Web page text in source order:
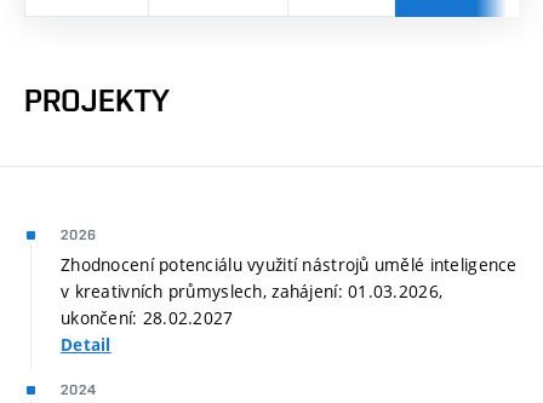
PROJEKTY
2026
Zhodnocení potenciálu využití nástrojů umělé inteligence
v kreativních průmyslech, zahájení: 01.03.2026,
ukončení: 28.02.2027
Detail
2024